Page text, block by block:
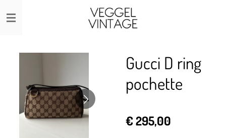
Ga
direct
Gucci D ring
pochette
€ 295,00